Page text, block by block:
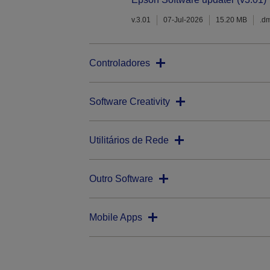
v.3.01 07-Jul-2026 15.20 MB
Controladores
Software Creativity
Utilitários de Rede
Outro Software
Mobile Apps